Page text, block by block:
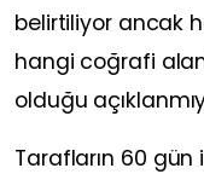
belirtiliyor ancak
hangi coğrafi
olduğu
Tarafların 60